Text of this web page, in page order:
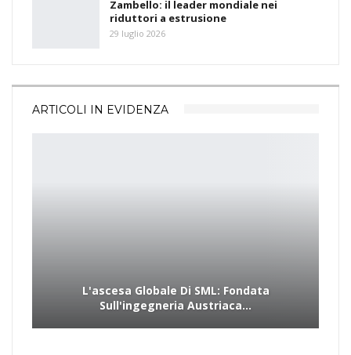
Zambello: il leader mondiale nei
riduttori a estrusione
29 luglio 2026
ARTICOLI IN EVIDENZA
L'ascesa Globale Di SML: Fondata
Sull'ingegneria Austriaca…